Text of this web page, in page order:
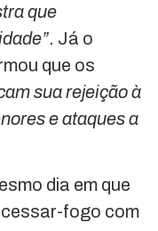
que
. Já o
que os
sua rejeição à
e ataques a
dia em que
cessar-fogo com